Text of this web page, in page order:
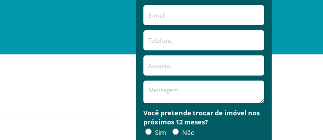
Você pretende trocar de imóvel nos
próximos 12 meses?
Sim
Não